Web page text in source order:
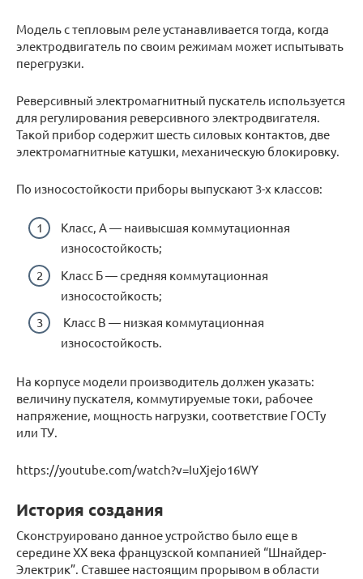
Модель с тепловым реле устанавливается тогда, когда
электродвигатель по своим режимам может испытывать
перегрузки.
Реверсивный электромагнитный пускатель используется
для регулирования реверсивного электродвигателя.
Такой прибор содержит шесть силовых контактов, две
электромагнитные катушки, механическую блокировку.
По износостойкости приборы выпускают 3-х классов:
Класс, А — наивысшая коммутационная
износостойкость;
Класс Б — средняя коммутационная
износостойкость;
Класс В — низкая коммутационная
износостойкость.
На корпусе модели производитель должен указать:
величину пускателя, коммутируемые токи, рабочее
напряжение, мощность нагрузки, соответствие ГОСТу
или ТУ.
https://youtube.com/watch?v=IuXjejo16WY
История создания
Сконструировано данное устройство было еще в
середине ХХ века французской компанией “Шнайдер-
Электрик”. Ставшее настоящим прорывом в области